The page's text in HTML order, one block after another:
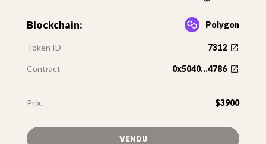
Blockchain: Polygon
Token ID 7312
Contract 0x5040...4786
Prix: $3900
VENDU